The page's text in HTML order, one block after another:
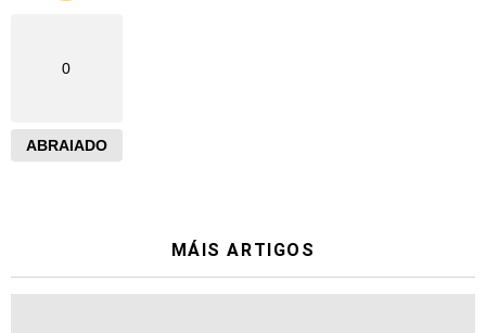
0
ABRAIADO
MÁIS ARTIGOS